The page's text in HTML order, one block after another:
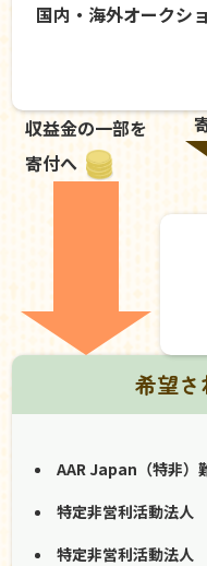
国内・海外オークシ
収益金の一部を
寄付へ
希望
AAR Japan（特非）
特定非営利活動法人
特定非営利活動法人